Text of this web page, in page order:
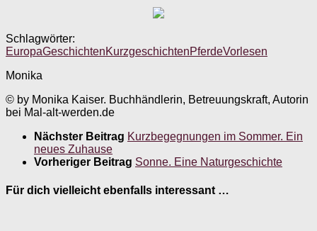
Schlagwörter:
EuropaGeschichtenKurzgeschichtenPferdeVorlesen
Monika
© by Monika Kaiser. Buchhändlerin, Betreuungskraft, Autorin
bei Mal-alt-werden.de
Nächster Beitrag Kurzbegegnungen im Sommer. Ein
neues Zuhause
Vorheriger Beitrag Sonne. Eine Naturgeschichte
Für dich vielleicht ebenfalls interessant …